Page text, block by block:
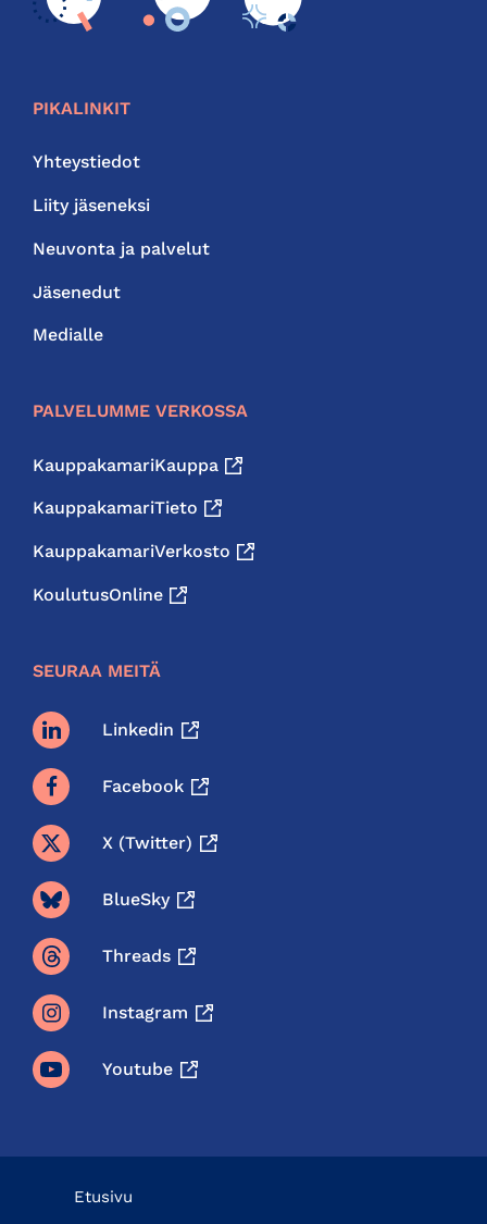
PIKALINKIT
Yhteystiedot
Liity jäseneksi
Neuvonta ja palvelut
Jäsenedut
Medialle
PALVELUMME VERKOSSA
KauppakamariKauppa
KauppakamariTieto
KauppakamariVerkosto
KoulutusOnline
SEURAA MEITÄ
Linkedin
Facebook
X (twitter)
BlueSky
Threads
Instagram
Youtube
Etusivu